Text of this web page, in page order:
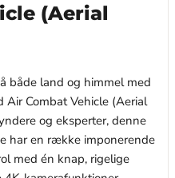
(Aerial
både land og himmel med
Combat Vehicle (Aerial
og eksperter, denne
har en række imponerende
med én knap, rigelige